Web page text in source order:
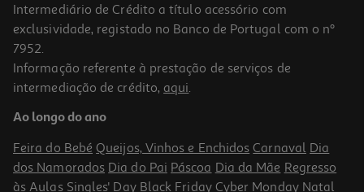
Spray Acrylic Bostik Preto Brilhante 400ml
0.74 €/un
4,45 €
Intermediário de Crédito a título acessório com
exclusividade, registado no Banco de Portugal com o nº
7952.
Informação referente à prestação de serviços de
intermediação de crédito, aqui.
Ao longo do ano
Feira do Bebé Queijos, Vinhos e Enchidos Carnaval Dia
dos Namorados Dia do Pai Páscoa Dia da Mãe Regresso
às Aulas Singles' Day Black Friday Cyber Monday Natal